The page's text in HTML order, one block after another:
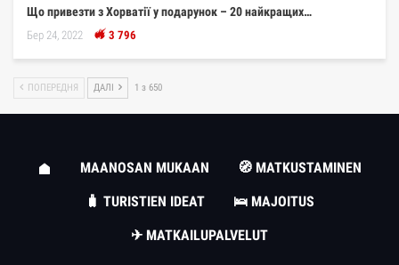
Що привезти з Хорватії у подарунок – 20 найкращих…
Бер 24, 2022 3 796
ПОПЕРЕДНЯ ДАЛІ 1 з 650
MAANOSAN MUKAAN
🧭 MATKUSTAMINEN
🧳 TURISTIEN IDEAT
🛌 MAJOITUS
✈ MATKAILUPALVELUT